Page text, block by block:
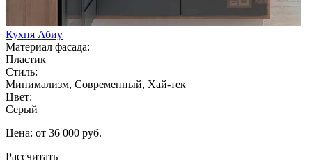
Кухня Абиу
Материал фасада:
Пластик
Стиль:
Минимализм, Современный, Хай-тек
Цвет:
Серый
Цена: от 36 000 руб.
Рассчитать